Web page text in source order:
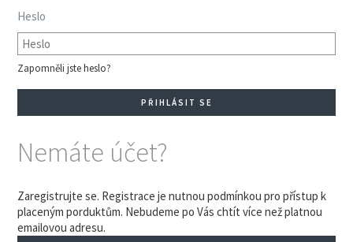
Heslo
Zapomněli jste heslo?
Nemáte účet?
Zaregistrujte se. Registrace je nutnou podmínkou pro přístup k
placeným porduktům. Nebudeme po Vás chtít více než platnou
emailovou adresu.